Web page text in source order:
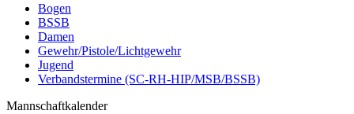
Bogen
BSSB
Damen
Gewehr/Pistole/Lichtgewehr
Jugend
Verbandstermine (SC-RH-HIP/MSB/BSSB)
Mannschaftkalender